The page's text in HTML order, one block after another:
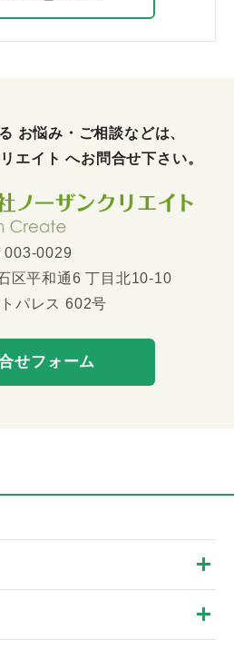
お悩み・ご相談などは、
リエイトへお問合せ下さい。
003-0029
区平和通6 丁目北10-10
パレス 602号
せフォーム